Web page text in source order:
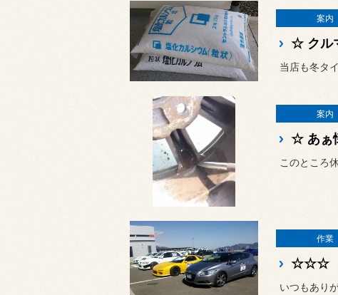
案内
☆ クル
案内
☆ あぁ
作業
☆☆☆
いつもあり